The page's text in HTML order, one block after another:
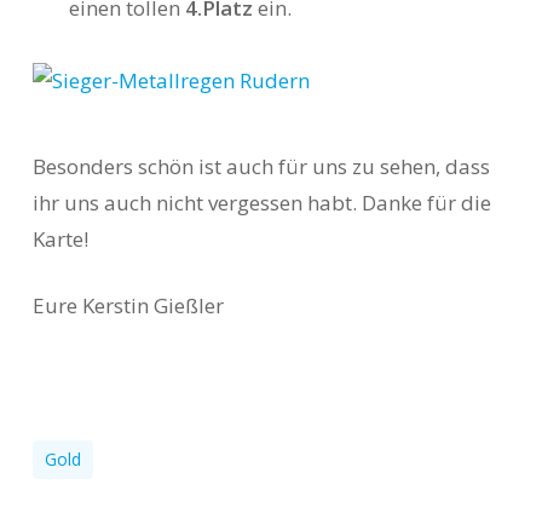
einen tollen 4.Platz ein.
Besonders schön ist auch für uns zu sehen, dass
ihr uns auch nicht vergessen habt. Danke für die
Karte!
Eure Kerstin Gießler
Gold